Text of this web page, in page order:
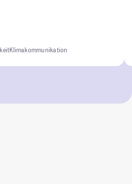
Klimakommunikation